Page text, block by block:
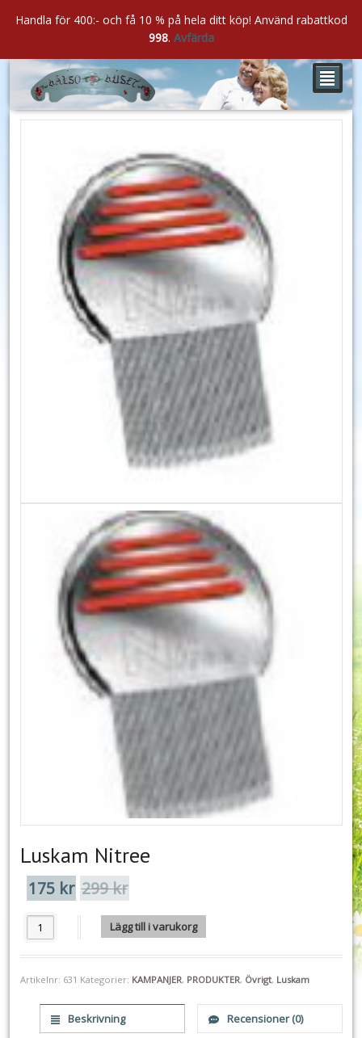
²
Luskam Nitree
299krDet
ursprungliga
priset
var:
175 kr
Det
nuvarande
priset
är:
Luskam Nitree mängdLägg till i varukorg
Artikelnr: 631 Kategorier: KAMPANJER, PRODUKTER, Övrigt, Luskam
Beskrivning Recensioner (0)
Handla för 400:- och få 10 % på hela ditt köp! Använd rabattkod
998. Avfärda